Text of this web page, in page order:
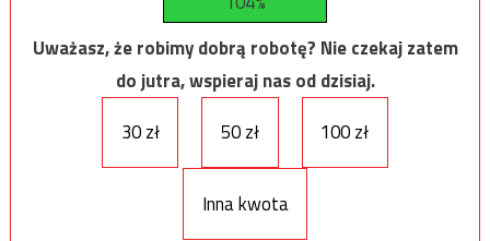
Uważasz, że robimy dobrą robotę? Nie czekaj zatem
do jutra, wspieraj nas od dzisiaj.
30 zł
50 zł 100 zł
Inna kwota